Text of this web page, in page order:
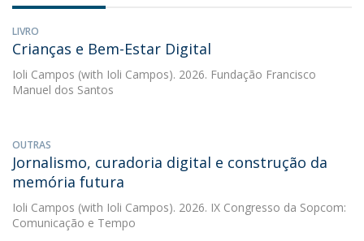
LIVRO
Crianças e Bem-Estar Digital
Ioli Campos (with Ioli Campos). 2026. Fundação Francisco
Manuel dos Santos
OUTRAS
Jornalismo, curadoria digital e construção da
memória futura
Ioli Campos (with Ioli Campos). 2026. IX Congresso da Sopcom:
Comunicação e Tempo